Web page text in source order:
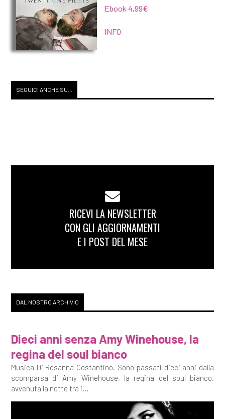
Ebook 4,99€
INFO
SEGUICI ANCHE SU...
RICEVI LA NEWSLETTER
CON GLI AGGIORNAMENTI
E I POST DEL MESE
DAL NOSTRO ARCHIVIO
Dieci anni senza Amy Winehouse, la
regina del soul bianco
Musica Di Rosanna Costantino. Sono passati dieci anni dalla
scomparsa di Amy Winehouse, la regina del soul bianco,
avvenuta la notte tra i...